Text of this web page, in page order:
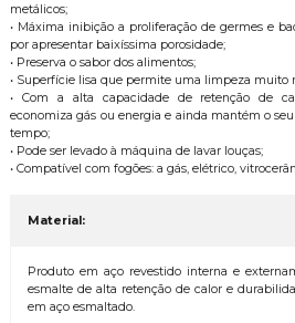
metálicos;
• Máxima inibição a proliferação de germes e
por apresentar baixíssima porosidade;
• Preserva o sabor dos alimentos;
• Superfície lisa que permite uma limpeza muito
• Com a alta capacidade de retenção de
economiza gás ou energia e ainda mantém o
tempo;
• Pode ser levado à máquina de lavar louças;
• Compatível com fogões: a gás, elétrico,
Material:
Produto em aço revestido interna e
esmalte de alta retenção de calor e
em aço esmaltado.